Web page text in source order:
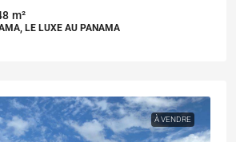
m²
LE LUXE AU PANAMA
À VENDRE